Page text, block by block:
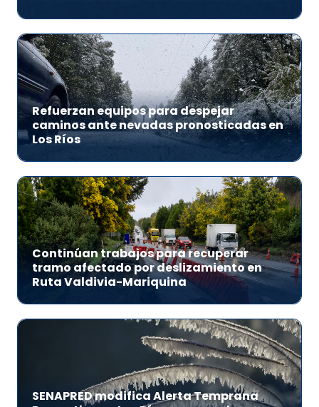
Refuerzan equipos para despejar
caminos ante nevadas pronosticadas en
Los Ríos
Continúan trabajos para recuperar
tramo afectado por deslizamiento en
Ruta Valdivia-Mariquina
SENAPRED modifica Alerta Temprana